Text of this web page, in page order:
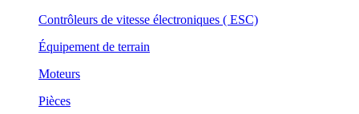
Contrôleurs de vitesse électroniques ( ESC)
Équipement de terrain
Moteurs
Pièces